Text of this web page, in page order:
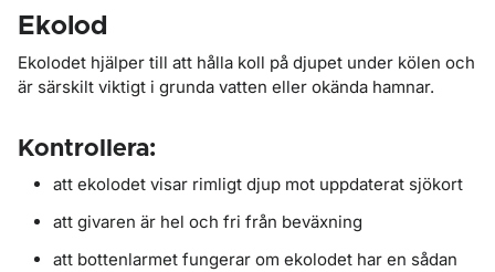
Ekolod
Ekolodet hjälper till att hålla koll på djupet under kölen och
är särskilt viktigt i grunda vatten eller okända hamnar.
Kontrollera:
att ekolodet visar rimligt djup mot uppdaterat sjökort
att givaren är hel och fri från beväxning
att bottenlarmet fungerar om ekolodet har en sådan